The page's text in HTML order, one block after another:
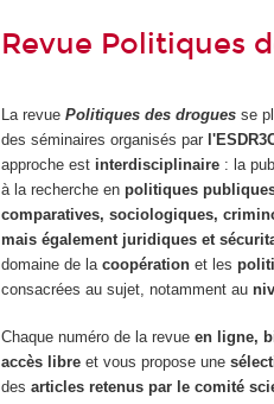
Revue Politiques
La revuePolitiques des drogues se
des séminaires organisés par
approche est interdisciplinaire : la
à la recherche enpolitiques
comparatives, sociologiques,
mais également juridiques et
domaine de lacoopération et les
consacrées au sujet, notamment au
Chaque numéro de la revueen ligne,
accès libre et vous propose une
desarticles retenus par le comité